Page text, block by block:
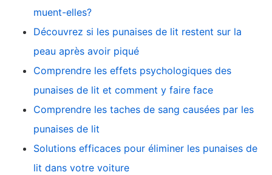
muent-elles?
Découvrez si les punaises de lit restent sur la
peau après avoir piqué
Comprendre les effets psychologiques des
punaises de lit et comment y faire face
Comprendre les taches de sang causées par les
punaises de lit
Solutions efficaces pour éliminer les punaises de
lit dans votre voiture